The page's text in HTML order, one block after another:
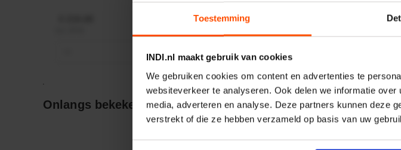
Toestemming
INDI.nl maakt gebruik van cookies
We gebruiken cookies om content en advertenties te
websiteverkeer te analyseren. Ook delen we informatie
media, adverteren en analyse. Deze partners kunnen deze
verstrekt of die ze hebben verzameld op basis van uw
+
€ 19,99
−
Onlangs bekeken: